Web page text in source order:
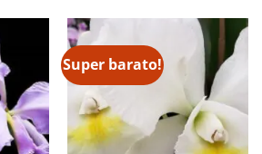
Super barato!